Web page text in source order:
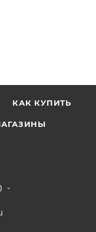
КАК КУПИТЬ